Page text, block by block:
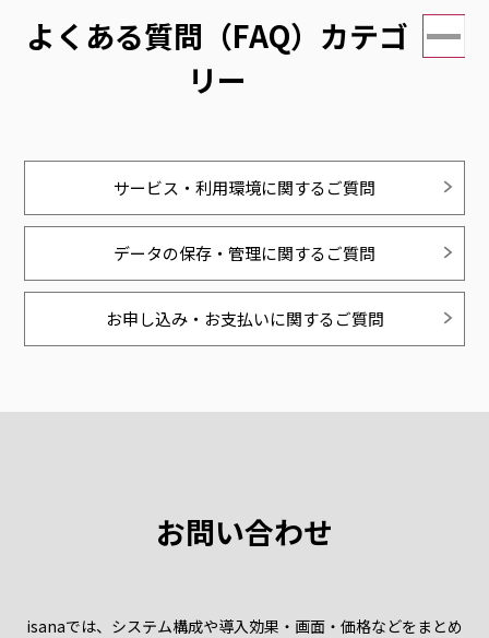
よくある質問（FAQ）カテゴ
リー
サービス・利用環境に関するご質問
データの保存・管理に関するご質問
お申し込み・お支払いに関するご質問
お問い合わせ
isanaでは、システム構成や導入効果・画面・価格などをまとめ